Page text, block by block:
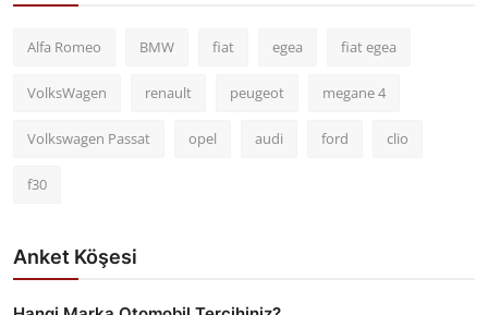
Alfa Romeo BMW fiat egea fiat egea
VolksWagen renault peugeot megane 4
Volkswagen Passat opel audi ford clio
f30
Anket Köşesi